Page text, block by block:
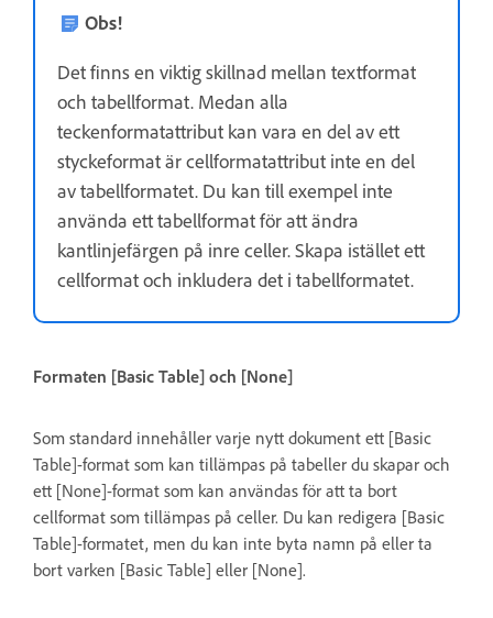
Obs!
Det finns en viktig skillnad mellan textformat
och tabellformat. Medan alla
teckenformatattribut kan vara en del av ett
styckeformat är cellformatattribut inte en del
av tabellformatet. Du kan till exempel inte
använda ett tabellformat för att ändra
kantlinjefärgen på inre celler. Skapa istället ett
cellformat och inkludera det i tabellformatet.
Formaten [Basic Table] och [None]
Som standard innehåller varje nytt dokument ett [Basic
Table]-format som kan tillämpas på tabeller du skapar och
ett [None]-format som kan användas för att ta bort
cellformat som tillämpas på celler. Du kan redigera [Basic
Table]-formatet, men du kan inte byta namn på eller ta
bort varken [Basic Table] eller [None].